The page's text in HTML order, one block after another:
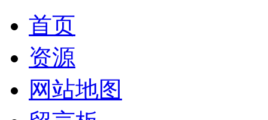
首页
资源
网站地图